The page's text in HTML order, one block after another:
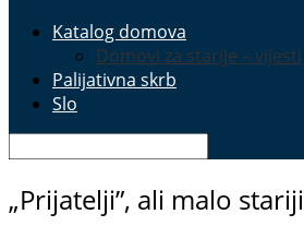
Katalog domova
Domovi za starije – vijesti
Palijativna skrb
Slo
„Prijatelji”, ali malo stariji